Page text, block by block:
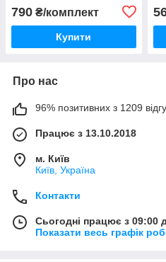
пам'ять
HMT31GR7CFR8A-G7
790 ₴/комплект
Купити
Про нас
96% позитивних з 1209
Працює з 13.10.2018
м. Київ
Київ, Україна
Контакти
Сьогодні працює з 09:00
Показати весь графік